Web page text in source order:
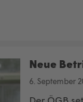
Neue
6. September